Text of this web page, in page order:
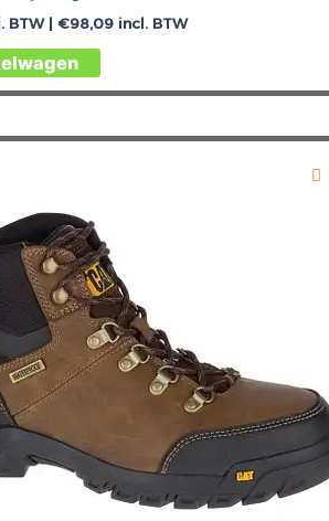
BTW | €98,09 incl. BTW
Dit
product
meerdere
kan
gekozen
worden
op
de
productpagina